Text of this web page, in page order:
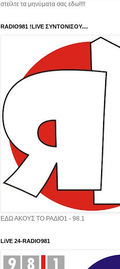
στείλτε τα μηνύματα σας εδω!!!!
RADIO981 !LIVE ΣΥΝΤΟΝΙΣΟΥ....
ΕΔΩ ΑΚΟΥΣ ΤΟ ΡΑΔΙΟ1 - 98.1
LiVE 24-RADIO981